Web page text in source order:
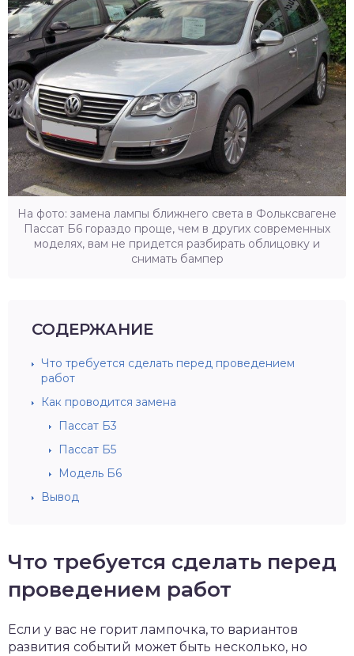
На фото: замена лампы ближнего света в Фольксвагене
Пассат Б6 гораздо проще, чем в других современных
моделях, вам не придется разбирать облицовку и
снимать бампер
СОДЕРЖАНИЕ
Что требуется сделать перед проведением
работ
Как проводится замена
Пассат Б3
Пассат Б5
Модель Б6
Вывод
Что требуется сделать перед
проведением работ
Если у вас не горит лампочка, то вариантов
развития событий может быть несколько, но